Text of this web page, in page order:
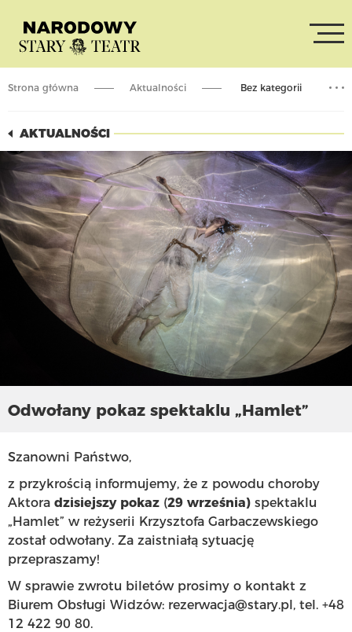
Strona główna Bez kategorii
Aktualności
AKTUALNOŚCI
Odwołany pokaz spektaklu „Hamlet”
Szanowni Państwo,
z przykrością informujemy, że z powodu choroby
Aktora dzisiejszy pokaz (29 września) spektaklu
„Hamlet” w reżyserii Krzysztofa Garbaczewskiego
został odwołany. Za zaistniałą sytuację
przepraszamy!
W sprawie zwrotu biletów prosimy o kontakt z
Biurem Obsługi Widzów: rezerwacja@stary.pl, tel. +48
12 422 90 80.